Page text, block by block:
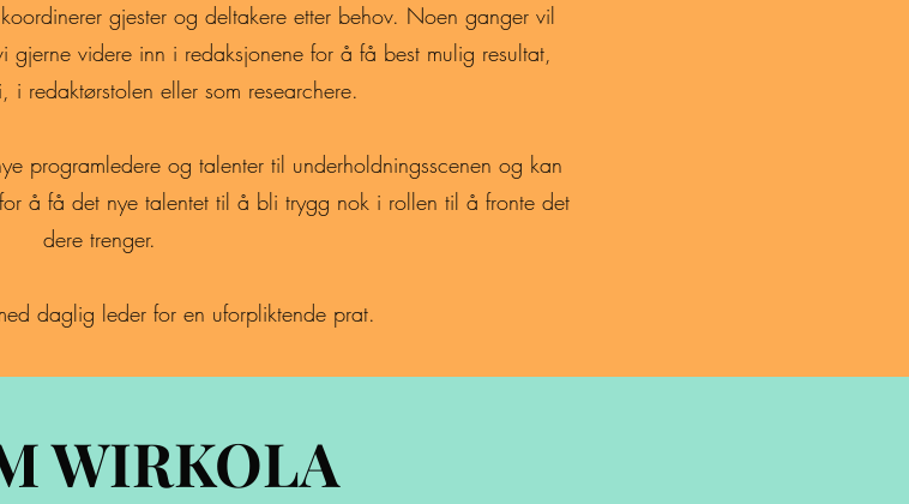
gjester og deltakere etter behov. Noen ganger vil
videre inn i redaksjonene for å få best mulig resultat,
redaktørstolen eller som researchere.
programledere og talenter til underholdningsscenen og kan
å få det nye talentet til å bli trygg nok i rollen til å fronte det
dere trenger.
daglig leder for en uforpliktende prat.
WIRKOLA